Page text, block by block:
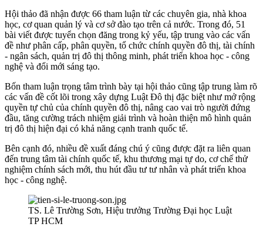
Hội thảo đã nhận được 66 tham luận từ các chuyên gia, nhà khoa
học, cơ quan quản lý và cơ sở đào tạo trên cả nước. Trong đó, 51
bài viết được tuyển chọn đăng trong kỷ yếu, tập trung vào các vấn
đề như phân cấp, phân quyền, tổ chức chính quyền đô thị, tài chính
- ngân sách, quản trị đô thị thông minh, phát triển khoa học - công
nghệ và đổi mới sáng tạo.
Bốn tham luận trọng tâm trình bày tại hội thảo cũng tập trung làm rõ
các vấn đề cốt lõi trong xây dựng Luật Đô thị đặc biệt như mở rộng
quyền tự chủ của chính quyền đô thị, nâng cao vai trò người đứng
đầu, tăng cường trách nhiệm giải trình và hoàn thiện mô hình quản
trị đô thị hiện đại có khả năng cạnh tranh quốc tế.
Bên cạnh đó, nhiều đề xuất đáng chú ý cũng được đặt ra liên quan
đến trung tâm tài chính quốc tế, khu thương mại tự do, cơ chế thử
nghiệm chính sách mới, thu hút đầu tư tư nhân và phát triển khoa
học - công nghệ.
TS. Lê Trường Sơn, Hiệu trưởng Trường Đại học Luật
TP HCM